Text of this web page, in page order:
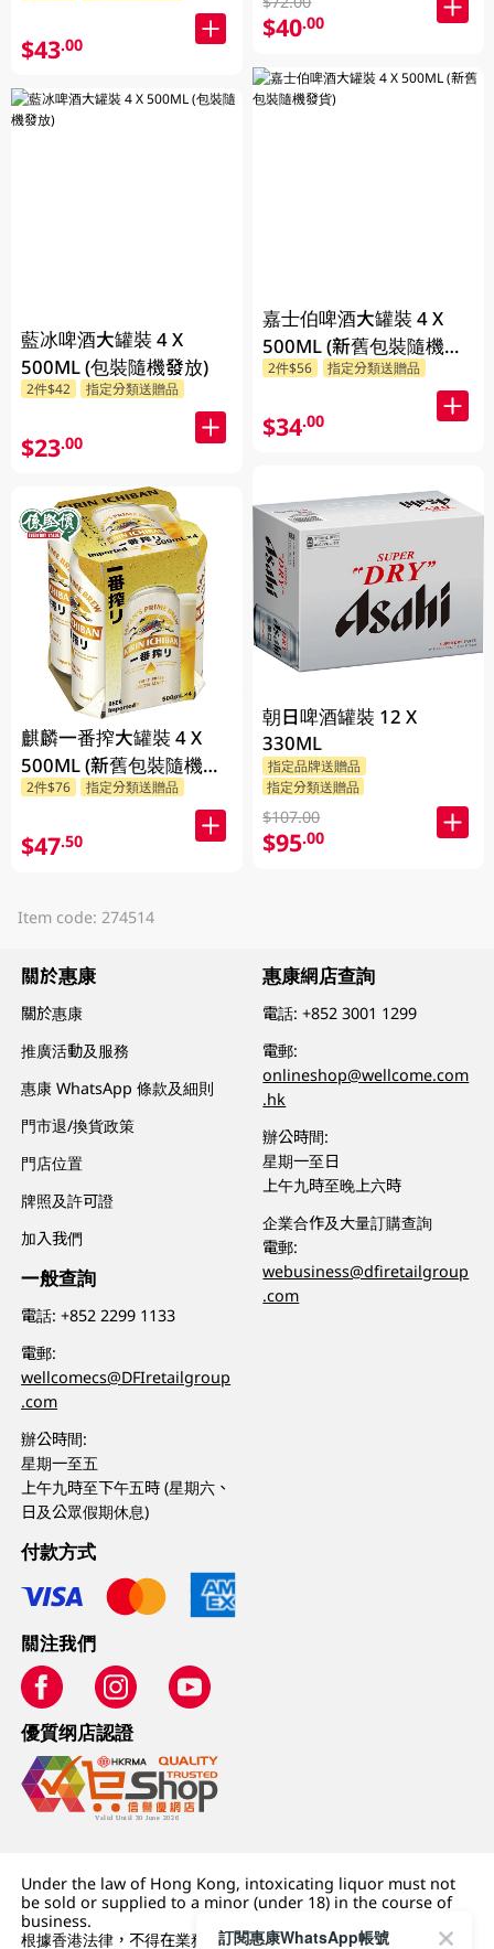
$43.00
藍冰啤酒大罐裝 4 X
500ML (包裝隨機發放)
2件$42 指定分類送贈品
$23.00
麒麟一番搾大罐裝 4 X
500ML (新舊包裝隨機發
貨)
2件$76 指定分類送贈品
$47.50
$40.00
嘉士伯啤酒大罐裝 4 X
500ML (新舊包裝隨機發
貨)
2件$56 指定分類送贈品
$34.00
朝日啤酒罐裝 12 X
330ML
指定品牌送贈品
指定分類送贈品
$107.00
$95.00
Item code: 274514
關於惠康
關於惠康
推廣活動及服務
惠康 WhatsApp 條款及細則
門市退/換貨政策
門店位置
牌照及許可證
加入我們
一般查詢
電話:+852 2299 1133
電郵:
wellcomecs@DFIretailgroup
.com
辦公時間:
星期一至五
上午九時至下午五時 (星期六、
日及公眾假期休息)
惠康網店查詢
電話:+852 3001 1299
電郵:
onlineshop@wellcome.com
.hk
辦公時間:
星期一至日
上午九時至晚上六時
企業合作及大量訂購查詢
電郵:
webusiness@dfiretailgroup
.com
付款方式
關注我們
優質纲店認證
Under the law of Hong Kong, intoxicating liquor must not
be sold or supplied to a minor (under 18) in the course of
business.
根據香港法律，不得在業務過程中，向未成年人 (18 歲以下人士)
訂閱惠康WhatsApp帳號